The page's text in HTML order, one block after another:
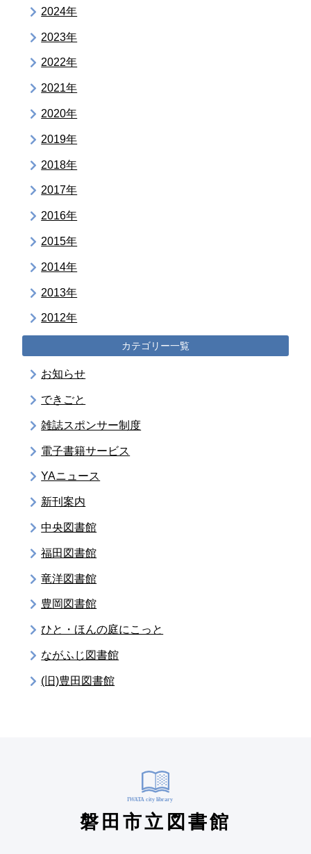
2024年
2023年
2022年
2021年
2020年
2019年
2018年
2017年
2016年
2015年
2014年
2013年
2012年
カテゴリー一覧
お知らせ
できごと
雑誌スポンサー制度
電子書籍サービス
YAニュース
新刊案内
中央図書館
福田図書館
竜洋図書館
豊岡図書館
ひと・ほんの庭にこっと
ながふじ図書館
(旧)豊田図書館
磐田市立図書館